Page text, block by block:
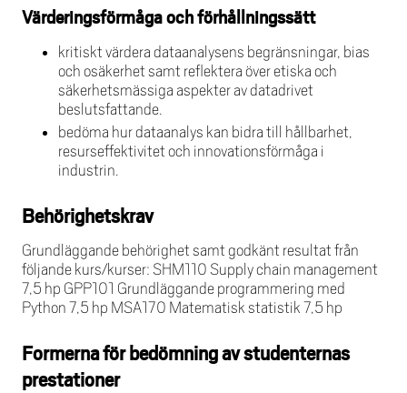
Värderingsförmåga och förhållningssätt
kritiskt värdera dataanalysens begränsningar, bias
och osäkerhet samt reflektera över etiska och
säkerhetsmässiga aspekter av datadrivet
beslutsfattande.
bedöma hur dataanalys kan bidra till hållbarhet,
resurseffektivitet och innovationsförmåga i
industrin.
Behörighetskrav
Grundläggande behörighet samt godkänt resultat från
följande kurs/kurser: SHM110 Supply chain management
7,5 hp GPP101 Grundläggande programmering med
Python 7,5 hp MSA170 Matematisk statistik 7,5 hp
Formerna för bedömning av studenternas
prestationer